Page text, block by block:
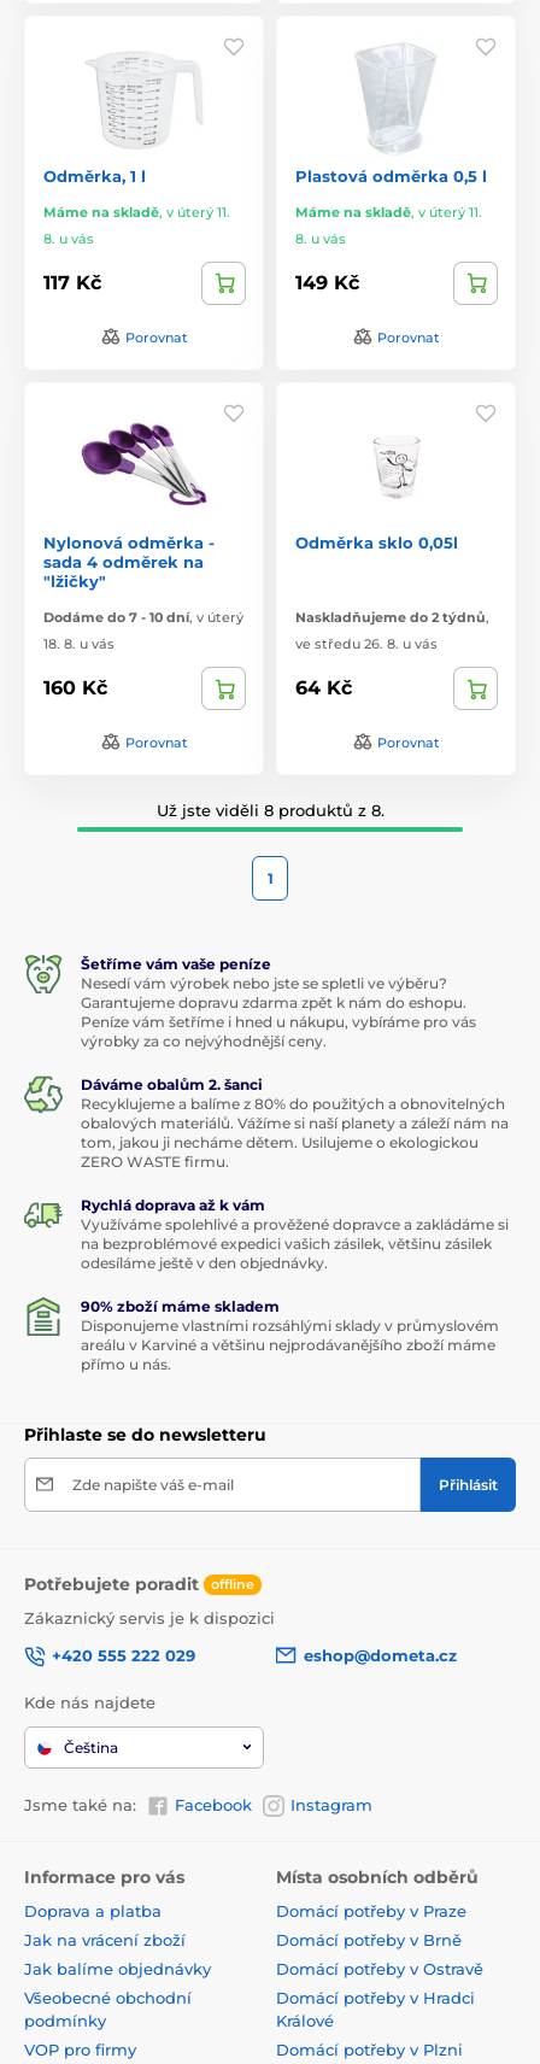
Odměrka, 1 l
Máme na skladě, v úterý 11.
8. u vás
117 Kč
Porovnat
Plastová odměrka 0,5 l
Máme na skladě, v úterý 11.
8. u vás
149 Kč
Porovnat
Nylonová odměrka -
sada 4 odměrek na
"lžičky"
Dodáme do 7 - 10 dní, v úterý
18. 8. u vás
160 Kč
Porovnat
Odměrka sklo 0,05l
Naskladňujeme do 2 týdnů,
ve středu 26. 8. u vás
64 Kč
Porovnat
Už jste viděli 8 produktů z 8.
1
Šetříme vám vaše peníze
Nesedí vám výrobek nebo jste se spletli ve výběru?
Garantujeme dopravu zdarma zpět k nám do eshopu.
Peníze vám šetříme i hned u nákupu, vybíráme pro vás
výrobky za co nejvýhodnější ceny.
Dáváme obalům 2. šanci
Recyklujeme a balíme z 80% do použitých a obnovitelných
obalových materiálů. Vážíme si naší planety a záleží nám na
tom, jakou ji necháme dětem. Usilujeme o ekologickou
ZERO WASTE firmu.
Rychlá doprava až k vám
Využíváme spolehlivé a prověžené dopravce a zakládáme si
na bezproblémové expedici vašich zásilek, většinu zásilek
odesíláme ještě v den objednávky.
90% zboží máme skladem
Disponujeme vlastními rozsáhlými sklady v průmyslovém
areálu v Karviné a většinu nejprodávanějšího zboží máme
přímo u nás.
Přihlaste se do newsletteru
Zde napište váš e-mail Přihlásit
Potřebujete poradit offline
Zákaznický servis je k dispozici
+420 555 222 029
eshop@dometa.cz
Kde nás najdete
Čeština
Jsme také na: Facebook Instagram
Informace pro vás
Doprava a platba
Jak na vrácení zboží
Jak balíme objednávky
Všeobecné obchodní
podmínky
VOP pro firmy
Místa osobních odběrů
Domácí potřeby v Praze
Domácí potřeby v Brně
Domácí potřeby v Ostravě
Domácí potřeby v Hradci
Králové
Domácí potřeby v Plzni